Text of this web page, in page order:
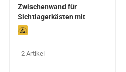
Zwischenwand für
Sichtlagerkästen mit
gewelltem Boden
2 Artikel